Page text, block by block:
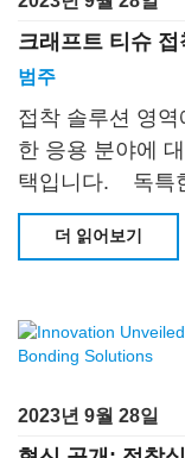
크래프트 티슈
범주
접착 솔루션 영
한 응용 분야에
택입니다. 독특
귀중합니다.
더 읽어보기
2023년 9월 28일